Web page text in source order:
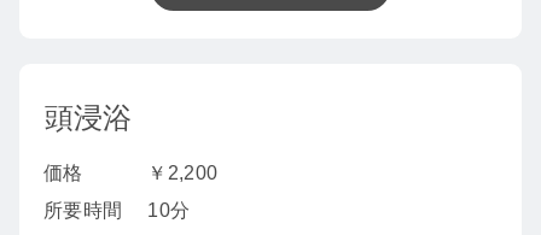
頭浸浴
価格
￥2,200
所要時間
10分